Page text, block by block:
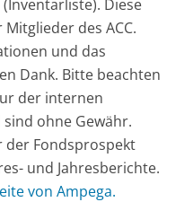
Diese
des ACC.
und das
Dank. Bitte beachten
der internen
ohne Gewähr.
der Fondsprospekt
und Jahresberichte.
von Ampega.